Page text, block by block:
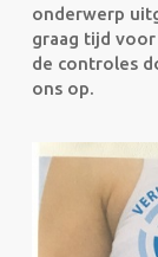
onderwerp
graag tijd
de controles
ons op.